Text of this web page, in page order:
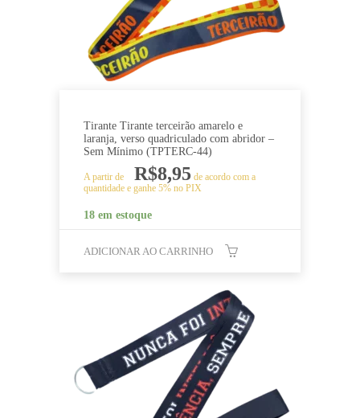
Tirante Tirante terceirão amarelo e
laranja, verso quadriculado com abridor –
Sem Mínimo (TPTERC-44)
A partir de R$8,95 de acordo com a
quantidade e ganhe 5% no PIX
18 em estoque
ADICIONAR AO CARRINHO